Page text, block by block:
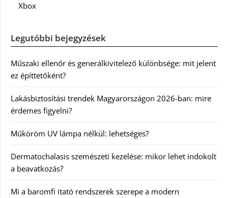
Xbox
Legutóbbi bejegyzések
Műszaki ellenőr és generálkivitelező különbsége: mit jelent
ez építtetőként?
Lakásbiztosítási trendek Magyarországon 2026-ban: mire
érdemes figyelni?
Műköröm UV lámpa nélkül: lehetséges?
Dermatochalasis szemészeti kezelése: mikor lehet indokolt
a beavatkozás?
Mi a baromfi itató rendszerek szerepe a modern